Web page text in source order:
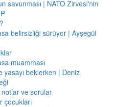
savunması | NATO Zirvesi'nin
belirsizliği sürüyor | Ayşegül
muamması
yasayı beklerken | Deniz
ve sorular
çocukları